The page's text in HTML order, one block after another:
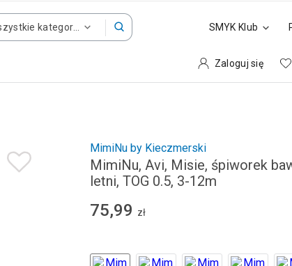
SMYK Klub
Zaloguj się
MimiNu by Kieczmerski
MimiNu, Avi, Misie, śpiworek
letni, TOG 0.5, 3-12m
75,99 zł